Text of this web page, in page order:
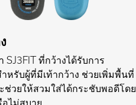
SJ3FIT ที่กว้างได้รับการ
หรับผู้ที่มีเท้ากว้าง ช่วยเพิ่มพื้นที่
ช่วยให้สวมใส่ได้กระชับพอดีโดย
ไม่สบาย